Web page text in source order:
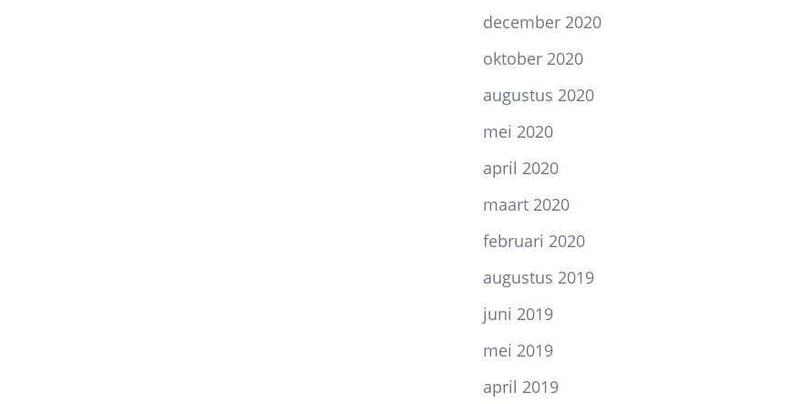
december 2020
oktober 2020
augustus 2020
mei 2020
april 2020
maart 2020
februari 2020
augustus 2019
juni 2019
mei 2019
april 2019